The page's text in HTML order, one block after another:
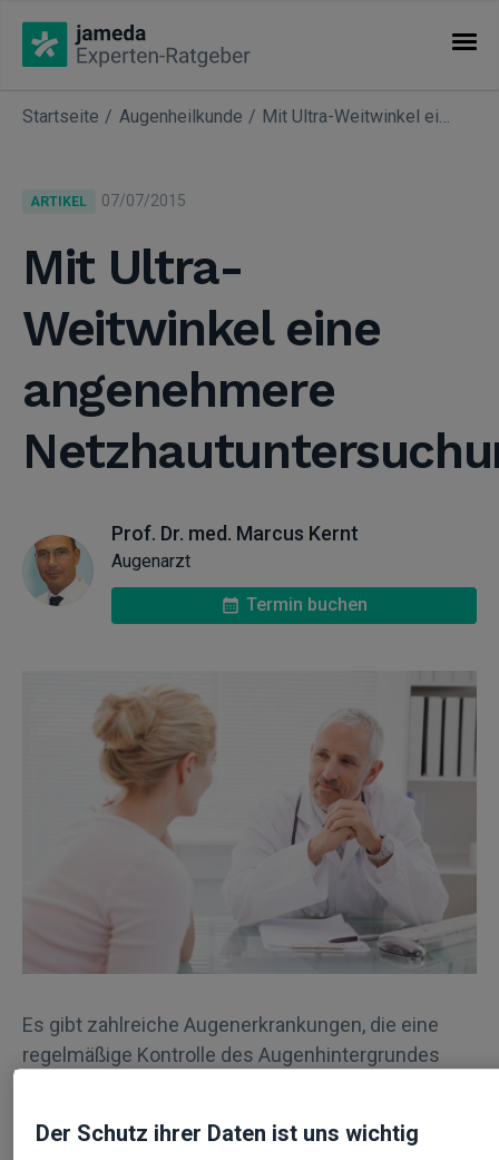
KATEGORIEN
Fachgebiete
Startseite Augenheilkunde Mit Ultra-Weitwinkel eine angenehmere Netzhautuntersuchung
ARTIKEL 07/07/2015
Mit Ultra-
Weitwinkel eine
angenehmere
Prof. Dr. med. Marcus Kernt
Augenarzt
Termin buchen
Es gibt zahlreiche Augenerkrankungen, die eine
regelmäßige Kontrolle des Augenhintergrundes
Augenentzündungen und
Der Schutz ihrer Daten ist uns wichtig